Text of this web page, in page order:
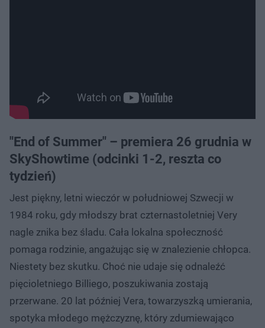
"End of Summer" – premiera 26 grudnia w
SkyShowtime (odcinki 1-2, reszta co
tydzień)
Jest piękny, letni wieczór w południowej Szwecji w
1984 roku, gdy młodszy brat czternastoletniej Very
nagle znika bez śladu. Cała lokalna społeczność
pomaga rodzinie, angażując się w znalezienie chłopca.
Niestety bez skutku. Choć nie udaje się odnaleźć
pięcioletniego Billiego, poszukiwania zostają
przerwane. 20 lat później Vera, towarzyszką umierania,
spotyka młodego mężczyznę, który zdumiewająco